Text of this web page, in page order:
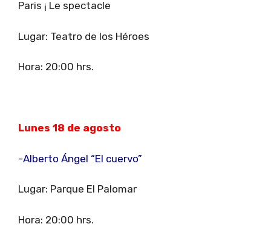
Paris ¡ Le spectacle
Lugar: Teatro de los Héroes
Hora: 20:00 hrs.
Lunes 18 de agosto
-Alberto Ángel “El cuervo”
Lugar: Parque El Palomar
Hora: 20:00 hrs.